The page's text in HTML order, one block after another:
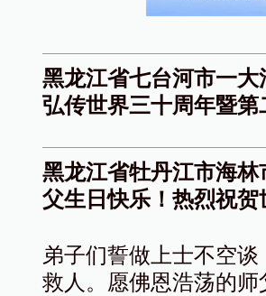
黑龙江省七台河市一
弘传世界三十周年暨
黑龙江省牡丹江市海
父生日快乐！热烈祝
弟子们誓做上士不空
救人。愿佛恩浩荡的